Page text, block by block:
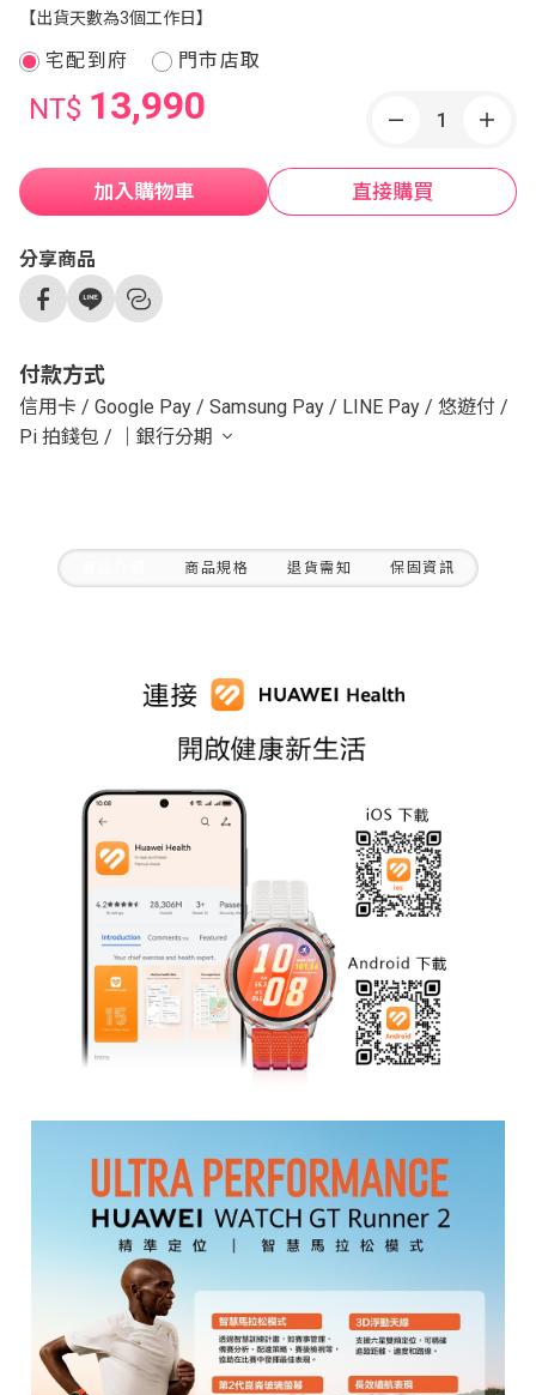
【出貨天數為3個工作日】
宅配到府 門市店取
NT$ 13,990
加入購物車 直接購買
分享商品
付款方式
信用卡 / Google Pay / Samsung Pay / LINE Pay / 悠遊付 /
Pi 拍錢包 / ｜銀行分期
商品規格 退貨需知 保固資訊